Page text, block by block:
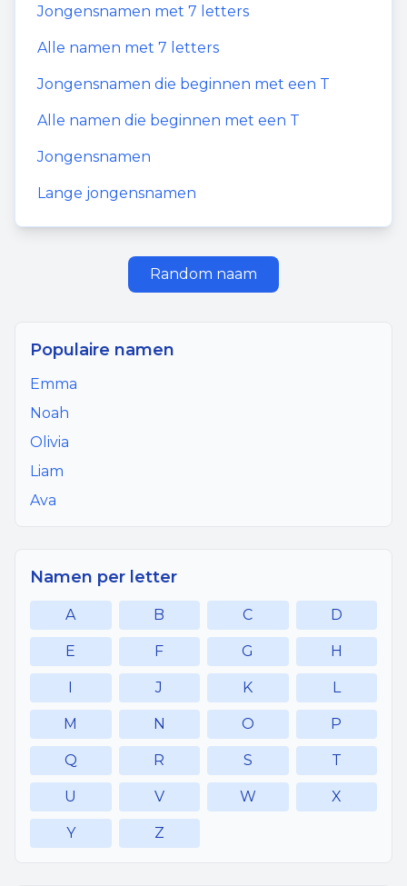
Jongensnamen met 7 letters
Alle namen met 7 letters
Jongensnamen die beginnen met een T
Alle namen die beginnen met een T
Jongensnamen
Lange jongensnamen
Random naam
Populaire namen
Emma
Noah
Olivia
Liam
Ava
Namen per letter
A B C D
E F G H
I J K L
M N O P
Q R S T
U V W X
Y Z